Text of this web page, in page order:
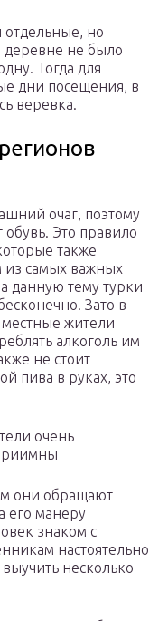
но
деревне не было
Тогда для
дни посещения, в
веревка.
очаг, поэтому
Это правило
также
самых важных
данную тему турки
Зато в
жители
алкоголь им
не стоит
пива в руках, это
очень
они обращают
его манеру
знаком с
настоятельно
несколько